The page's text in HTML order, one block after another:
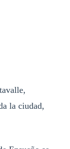
la ciudad,